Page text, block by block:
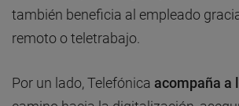
también beneficia al empleado
remoto o teletrabajo.
Por un lado, Telefónica acompaña a